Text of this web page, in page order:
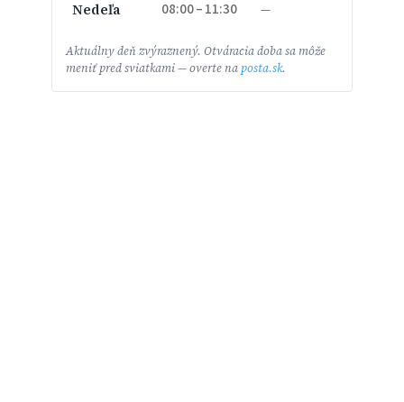
Nedeľa 08:00 – 11:30 —
Aktuálny deň zvýraznený. Otváracia doba sa môže
meniť pred sviatkami — overte naposta.sk.